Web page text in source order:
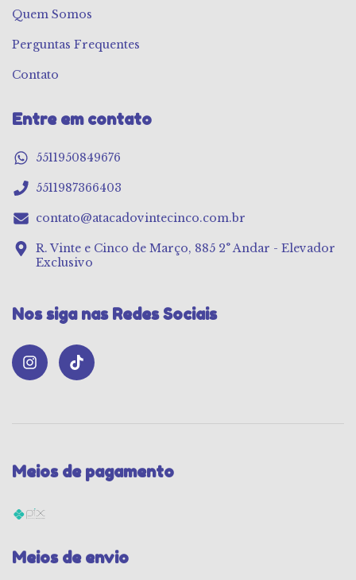
Quem Somos
Perguntas Frequentes
Contato
Entre em contato
5511950849676
5511987366403
contato@atacadovintecinco.com.br
R. Vinte e Cinco de Março, 885 2° Andar - Elevador
Exclusivo
Nos siga nas Redes Sociais
Meios de pagamento
Meios de envio